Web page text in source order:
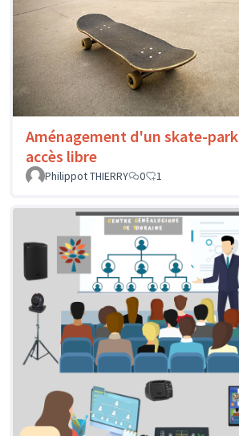
Aménagement d'un skate-
accès libre
Philippot THIERRY
0 1